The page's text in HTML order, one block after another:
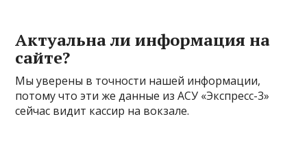
Актуальна ли информация на
сайте?
Мы уверены в точности нашей информации,
потому что эти же данные из АСУ «Экспресс-3»
сейчас видит кассир на вокзале.